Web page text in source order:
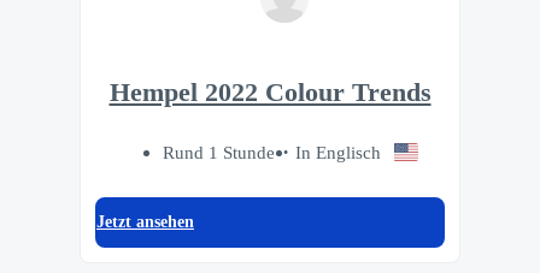
Hempel 2022 Colour Trends
Rund 1 Stunde In Englisch
Jetzt ansehen